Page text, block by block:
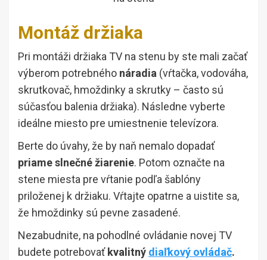
Montáž držiaka
Pri montáži držiaka TV na stenu by ste mali začať
výberom potrebného náradia (vŕtačka, vodováha,
skrutkovač, hmoždinky a skrutky – často sú
súčasťou balenia držiaka). Následne vyberte
ideálne miesto pre umiestnenie televízora.
Berte do úvahy, že by naň nemalo dopadať
priame slnečné žiarenie. Potom označte na
stene miesta pre vŕtanie podľa šablóny
priloženej k držiaku. Vŕtajte opatrne a uistite sa,
že hmoždinky sú pevne zasadené.
Nezabudnite, na pohodlné ovládanie novej TV
budete potrebovaťkvalitný diaľkový ovládač.